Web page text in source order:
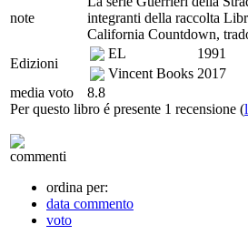
note
integranti della raccolta
California Countdown,
Edizioni
EL
1991
Vincent Books 2017
media voto
8.8
Per questo libro é presente 1 recensione (
commenti
ordina per:
data commento
voto